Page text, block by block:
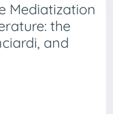
Mediatization
the
and